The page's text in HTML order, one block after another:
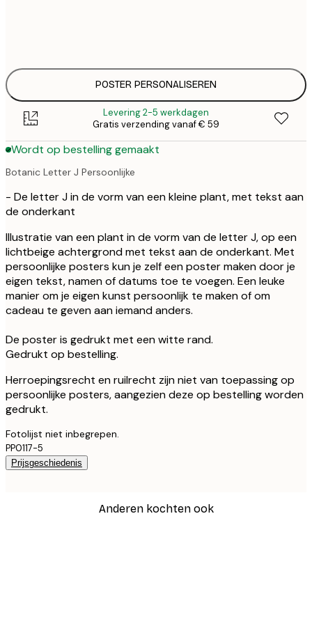
POSTER PERSONALISEREN
Levering 2-5 werkdagen
Gratis verzending vanaf € 59
Wordt op bestelling gemaakt
Botanic Letter J Persoonlijke
- De letter J in de vorm van een kleine plant, met tekst aan
de onderkant
Illustratie van een plant in de vorm van de letter J, op een
lichtbeige achtergrond met tekst aan de onderkant. Met
persoonlijke posters kun je zelf een poster maken door je
eigen tekst, namen of datums toe te voegen. Een leuke
manier om je eigen kunst persoonlijk te maken of om
cadeau te geven aan iemand anders.
De poster is gedrukt met een witte rand.
Gedrukt op bestelling.
Herroepingsrecht en ruilrecht zijn niet van toepassing op
persoonlijke posters, aangezien deze op bestelling worden
gedrukt.
Fotolijst niet inbegrepen.
PP0117-5
Prijsgeschiedenis
Anderen kochten ook